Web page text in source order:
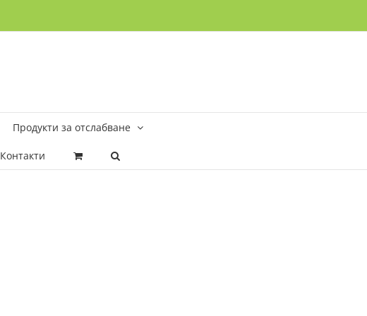
Продукти за отслабване
Контакти